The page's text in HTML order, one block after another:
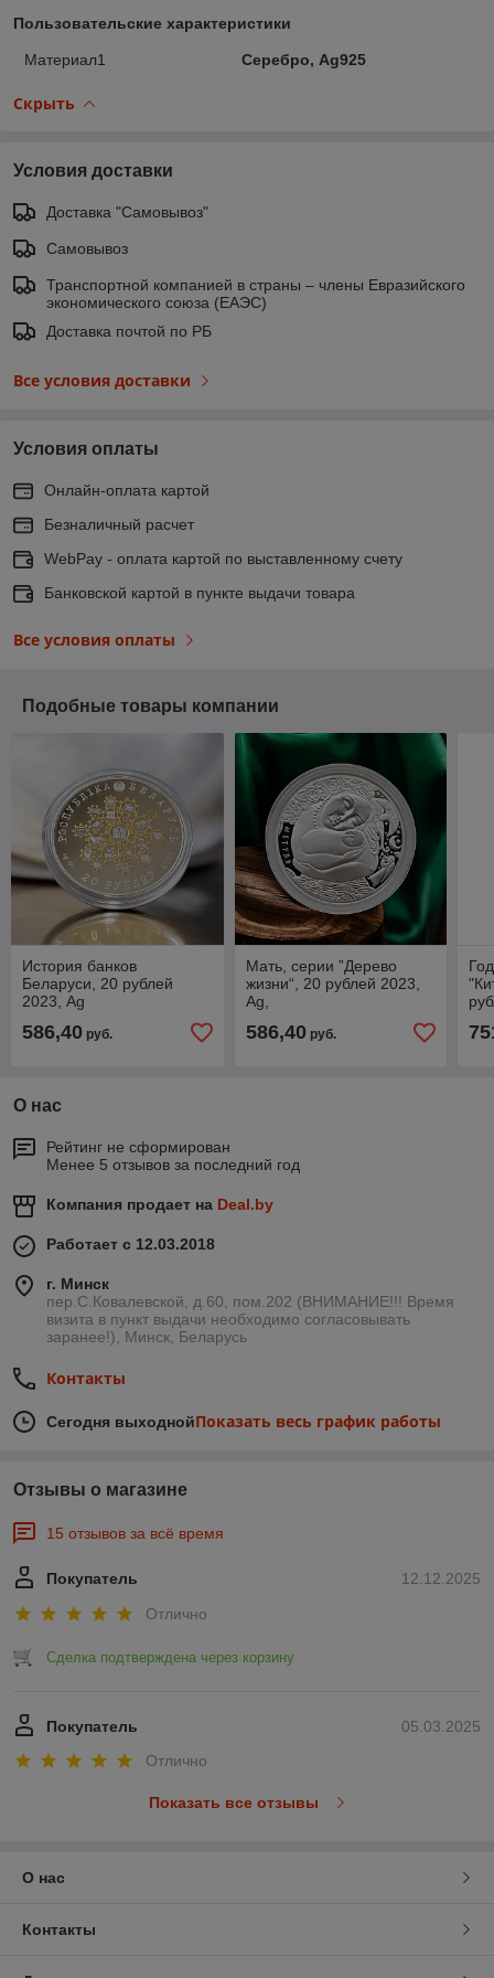
Пользовательские характеристики
Материал1 Серебро, Ag925
Скрыть
Условия доставки
Доставка "Самовывоз"
Самовывоз
Транспортной компанией в страны – члены Евразийского
экономического союза (ЕАЭС)
Доставка почтой по РБ
Все условия доставки
Условия оплаты
Онлайн-оплата картой
Безналичный расчет
WebPay - оплата картой по выставленному счету
Банковской картой в пункте выдачи товара
Все условия оплаты
Подобные товары компании
История банков
Беларуси, 20 рублей
2023, Ag
586,40 руб.
Мать, серии ”Дерево
жизни“, 20 рублей 2023,
Ag,
586,40руб.
О нас
Рейтинг не сформирован
Менее 5 отзывов за последний год
Компания продает на Deal.by
Работает с 12.03.2018
г. Минск
пер.С.Ковалевской, д.60, пом.202 (ВНИМАНИЕ!!! Время
визита в пункт выдачи необходимо согласовывать
заранее!), Минск, Беларусь
Контакты
Сегодня выходнойПоказать весь график работы
Отзывы о магазине
15 отзывов за всё время
12.12.2025
Покупатель
Отлично
Сделка подтверждена через корзину
05.03.2025
Покупатель
Отлично
Показать все отзывы
О нас
Контакты